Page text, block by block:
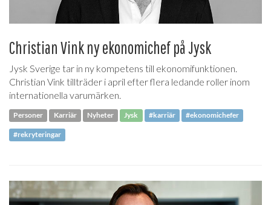
Christian Vink ny ekonomichef på Jysk
Jysk Sverige tar in ny kompetens till ekonomifunktionen.
Christian Vink tillträder i april efter flera ledande roller inom
internationella varumärken.
Personer Karriär Nyheter Jysk #karriär #ekonomichefer
#rekryteringar